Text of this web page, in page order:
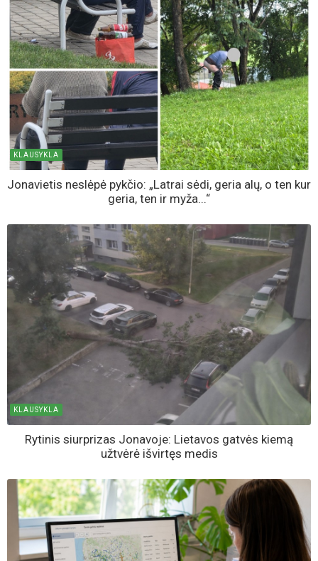
KLAUSYKLA
Jonavietis neslėpė pykčio: „Latrai sėdi, geria alų, o ten kur
geria, ten ir myža...“
KLAUSYKLA
Rytinis siurprizas Jonavoje: Lietavos gatvės kiemą
užtvėrė išvirtęs medis